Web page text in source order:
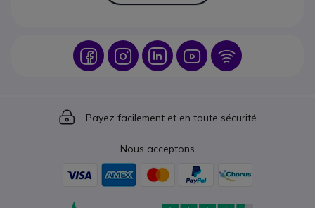
Icon IconIcon Icon Icon
Icon
Payez facilement et en toute sécurité
Nous acceptons